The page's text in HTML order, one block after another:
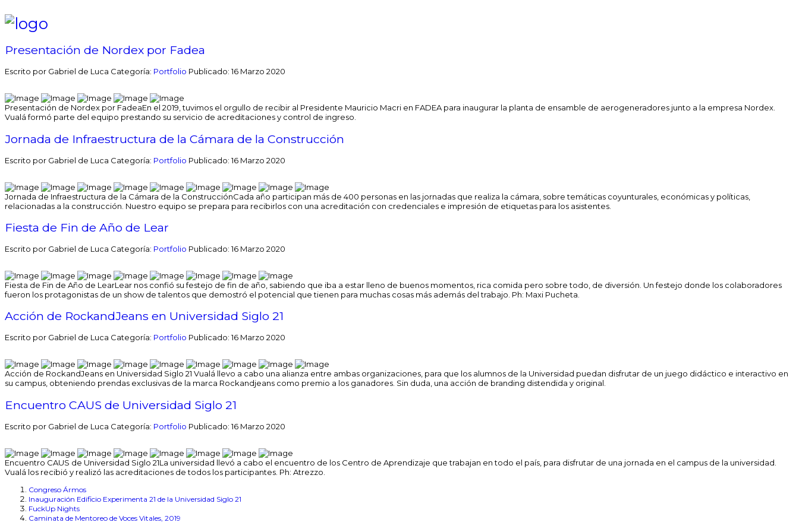
Presentación de Nordex por Fadea
Escrito por Gabriel de Luca Categoría: Portfolio Publicado: 16 Marzo 2020
Presentación de Nordex por FadeaEn el 2019, tuvimos el orgullo de recibir al Presidente Mauricio Macri en FADEA para inaugurar la planta de ensamble de aerogeneradores junto a la empresa Nordex.
Vualá formó parte del equipo prestando su servicio de acreditaciones y control de ingreso.
Jornada de Infraestructura de la Cámara de la Construcción
Escrito por Gabriel de Luca Categoría: Portfolio Publicado: 16 Marzo 2020
Jornada de Infraestructura de la Cámara de la ConstrucciónCada año participan más de 400 personas en las jornadas que realiza la cámara, sobre temáticas coyunturales, económicas y políticas,
relacionadas a la construcción. Nuestro equipo se prepara para recibirlos con una acreditación con credenciales e impresión de etiquetas para los asistentes.
Fiesta de Fin de Año de Lear
Escrito por Gabriel de Luca Categoría: Portfolio Publicado: 16 Marzo 2020
Fiesta de Fin de Año de LearLear nos confió su festejo de fin de año, sabiendo que iba a estar lleno de buenos momentos, rica comida pero sobre todo, de diversión. Un festejo donde los colaboradores
fueron los protagonistas de un show de talentos que demostró el potencial que tienen para muchas cosas más además del trabajo. Ph: Maxi Pucheta.
Acción de RockandJeans en Universidad Siglo 21
Escrito por Gabriel de Luca Categoría: Portfolio Publicado: 16 Marzo 2020
Acción de RockandJeans en Universidad Siglo 21 Vualá llevo a cabo una alianza entre ambas organizaciones, para que los alumnos de la Universidad puedan disfrutar de un juego didáctico e interactivo en
su campus, obteniendo prendas exclusivas de la marca Rockandjeans como premio a los ganadores. Sin duda, una acción de branding distendida y original.
Encuentro CAUS de Universidad Siglo 21
Escrito por Gabriel de Luca Categoría: Portfolio Publicado: 16 Marzo 2020
Encuentro CAUS de Universidad Siglo 21La universidad llevó a cabo el encuentro de los Centro de Aprendizaje que trabajan en todo el país, para disfrutar de una jornada en el campus de la universidad.
Vualá los recibió y realizó las acreditaciones de todos los participantes. Ph: Atrezzo.
Congreso Ármos
Inauguración Edificio Experimenta 21 de la Universidad Siglo 21
FuckUp Nights
Caminata de Mentoreo de Voces Vitales, 2019